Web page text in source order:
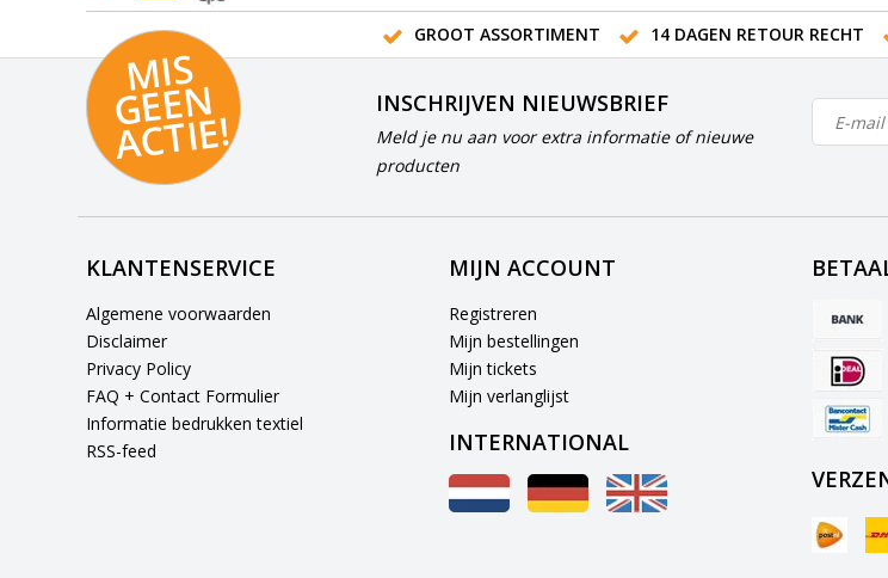
GROOT ASSORTIMENT 14 DAGEN RETOUR RECHT
MI
S
G
E
E
N
A
C
TI
E!
INSCHRIJVEN NIEUWSBRIEF
Meld je nu aan voor extra informatie of nieuwe
producten
KLANTENSERVICE
Algemene voorwaarden
Disclaimer
Privacy Policy
FAQ + Contact Formulier
Informatie bedrukken textiel
RSS-feed
MIJN ACCOUNT
Registreren
Mijn bestellingen
Mijn tickets
Mijn verlanglijst
INTERNATIONAL